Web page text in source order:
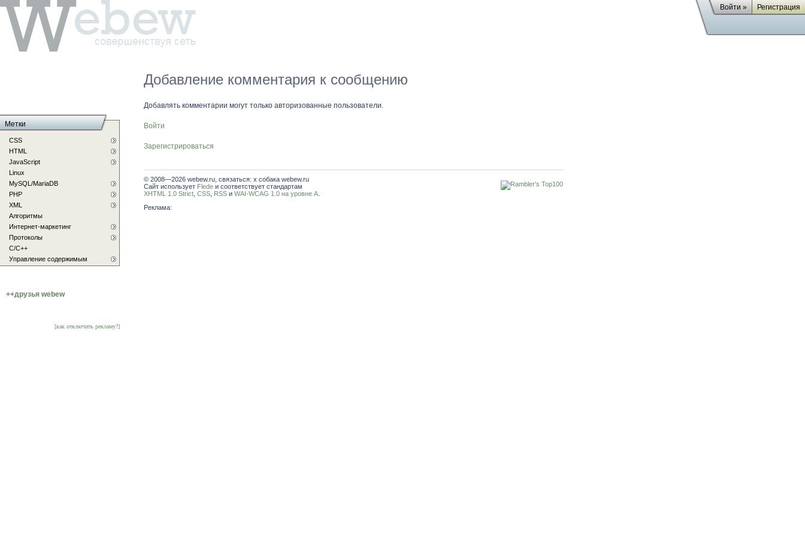
Войти » Регистрация
Добавление комментария к сообщению
Добавлять комментарии могут только авторизованные пользователи.
Войти
Зарегистрироваться
© 2008—2026 webew.ru, связаться: x собака webew.ru
Сайт использует Flede и соответствует стандартам
XHTML 1.0 Strict CSS RSS и WAI-WCAG 1.0 на уровне A
Реклама:
Метки
CSS
HTML
JavaScript
Linux
MySQL/MariaDB
PHP
XML
Алгоритмы
Интернет-маркетинг
Протоколы
С/C++
Управление содержимым
++друзья webew
[как отключить рекламу?]